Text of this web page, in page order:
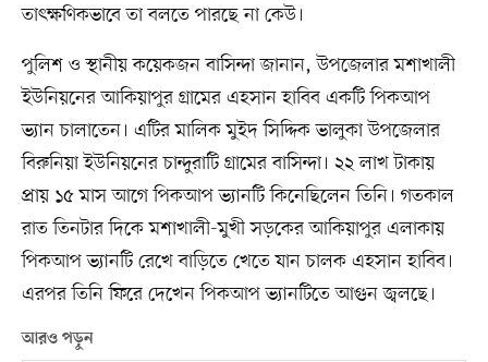
তাৎক্ষণিকভাবে তা বলতে পারছে না কেউ।
পুলিশ ও স্থানীয় কয়েকজন বাসিন্দা জানান, উপজেলার মশাখালী
ইউনিয়নের আকিয়াপুর গ্রামের এহসান হাবিব একটি পিকআপ
ভ্যান চালাতেন। এটির মালিক মুইদ সিদ্দিক ভালুকা উপজেলার
বিরুনিয়া ইউনিয়নের চান্দুরাটি গ্রামের বাসিন্দা। ২২ লাখ টাকায়
প্রায় ১৫ মাস আগে পিকআপ ভ্যানটি কিনেছিলেন তিনি। গতকাল
রাত তিনটার দিকে মশাখালী-মুখী সড়কের আকিয়াপুর এলাকায়
পিকআপ ভ্যানটি রেখে বাড়িতে খেতে যান চালক এহসান হাবিব।
এরপর তিনি ফিরে দেখেন পিকআপ ভ্যানটিতে আগুন জ্বলছে।
আরও পড়ুন